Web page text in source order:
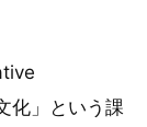
化」という課